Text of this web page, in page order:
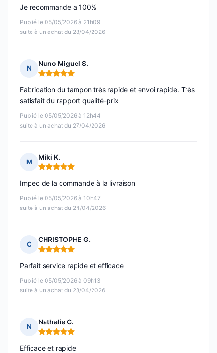
Publié le 05/05/2026 à 21h09
suite à un achat du 28/04/2026
Je recommande a 100%
N
Nuno Miguel S.
Note : 5 sur 5
Publié le 05/05/2026 à 12h44
suite à un achat du 27/04/2026
Fabrication du tampon très rapide et envoi rapide. Très
satisfait du rapport qualité-prix
M
Miki K.
Note : 5 sur 5
Publié le 05/05/2026 à 10h47
suite à un achat du 24/04/2026
Impec de la commande à la livraison
C
CHRISTOPHE G.
Note : 5 sur 5
Publié le 05/05/2026 à 09h13
suite à un achat du 28/04/2026
Parfait service rapide et efficace
N
Nathalie C.
Note : 5 sur 5
Efficace et rapide